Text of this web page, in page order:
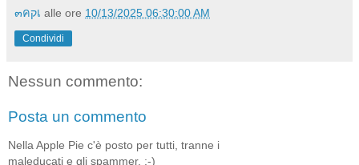
๓คקเ alle ore 10/13/2025 06:30:00 AM
Condividi
Nessun commento:
Posta un commento
Nella Apple Pie c'è posto per tutti, tranne i
maleducati e gli spammer. :-)